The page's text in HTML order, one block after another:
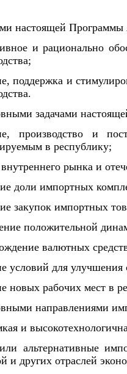
настоящей Программы
и рационально
поддержка и
задачами
производство и
в республику;
рынка и
доли импортных
закупок импортных
положительной
валютных
условий для улучшения
новых рабочих мест в
направлениями
и
альтернативные
и других отраслей